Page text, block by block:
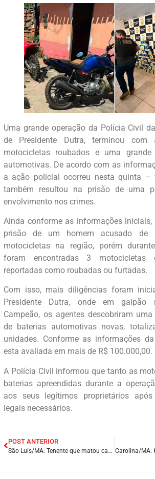
Uma grande operação da Polícia Civil
de Presidente Dutra, terminou com
motocicletas roubados e uma
automotivas. De acordo com as
a ação policial ocorreu nesta quinta –
também resultou na prisão de uma
envolvimento nos crimes.
Ainda conforme as informações iniciais,
prisão de um homem acusado
motocicletas na região, porém
foram encontradas 3 motocicletas
reportadas como roubadas ou furtadas.
Com isso, mais diligências foram
Presidente Dutra, onde em galpão
Campeão, os agentes descobriram
de baterias automotivas novas,
unidades. Conforme as informações
esta avaliada em mais de R$ 100.000,00.
A Polícia Civil informou que tanto as
baterias apreendidas durante a
aos seus legítimos proprietários
legais necessários.
POST ANTERIOR
São Luís/MA: Tenente que matou capitão em quartel, tenta suicido cortando os pulsos dentro de cela.